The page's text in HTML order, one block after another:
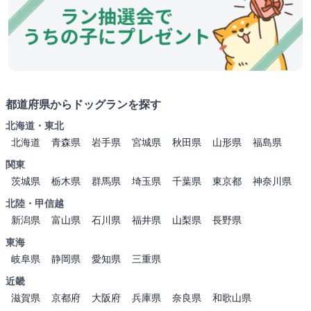
都道府県からドッグランを探す
北海道・東北
北海道
青森県 岩手県 宮城県 秋田県 山形県
福島県
関東
茨城県
栃木県 群馬県 埼玉県 千葉県 東京都
神奈川県
北陸・甲信越
新潟県
富山県 石川県 福井県 山梨県
長野県
東海
岐阜県
静岡県 愛知県
三重県
近畿
滋賀県
京都府 大阪府 兵庫県 奈良県 和歌山県